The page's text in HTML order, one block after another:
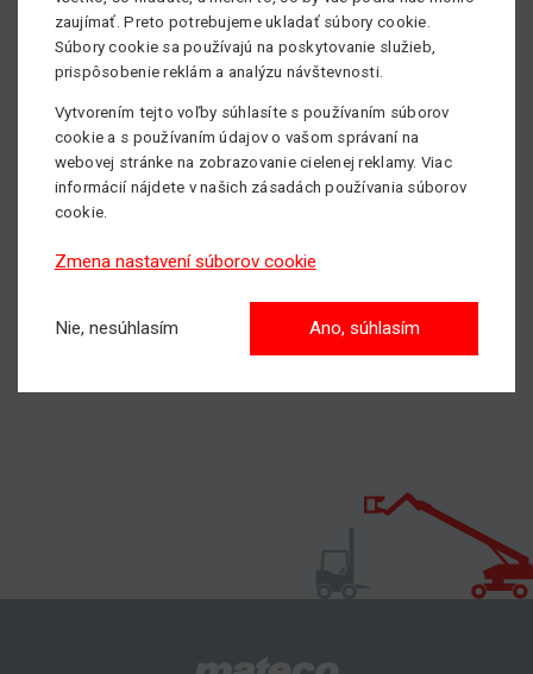
Flotila pozostáva z kombinácie špecializovaných
teleskopických manipulátorov, pracovných plošín,
teleskopických plošín a mini žeriavov,ktoré nie sú ľahko
dostupné na lokálnych trhoch. Prostredníctvom
prijateľných obchodných podmienok akonkurencie
schopných re-rent sadzieb dodávame Special
náklady.
zaujímať. Preto potrebujeme ukladať súbory cookie.
Súbory cookie sa používajú na poskytovanie služieb,
prispôsobenie reklám a analýzu návštevnosti.
Vytvorením tejto voľby súhlasíte s používaním súborov
cookie a s používaním údajov o vašom správaní na
webovej stránke na zobrazovanie cielenej reklamy. Viac
informácií nájdete v našich zásadách používania súborov
cookie.
Zmena nastavení súborov cookie
Nie, nesúhlasím Ano, súhlasím